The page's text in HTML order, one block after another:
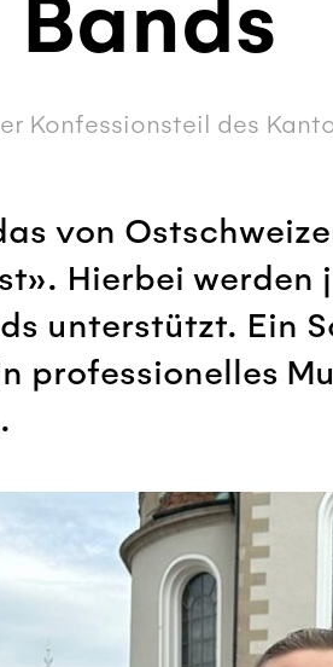
Konfessionsteil des
von
Hierbei werden
unterstützt. Ein
professionelles